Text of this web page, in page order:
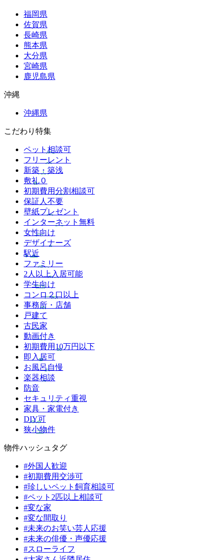
福岡県
佐賀県
長崎県
熊本県
大分県
宮崎県
鹿児島県
沖縄
沖縄県
こだわり特集
ペット相談可
フリーレント
新築・築浅
敷礼０
初期費用分割相談可
保証人不要
壁紙プレゼント
インターネット無料
女性向け
デザイナーズ
駅近
ファミリー
2人以上入居可能
学生向け
コンロ２口以上
事務所・店舗
戸建て
古民家
動画付き
初期費用10万円以下
即入居可
お風呂自慢
楽器相談
防音
セキュリティ重視
家具・家電付き
DIY可
狭小物件
物件ハッシュタグ
#外国人歓迎
#初期費用交渉可
#珍しいペット飼育相談可
#ペット2匹以上相談可
#変な家
#変な間取り
#未来のお笑い芸人応援
#未来の俳優・声優応援
#スローライフ